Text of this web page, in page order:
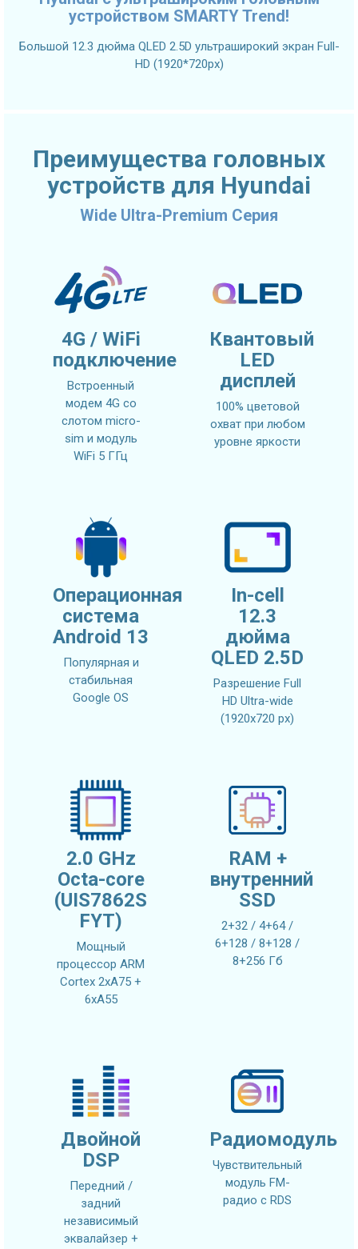
устройством SMARTY Trend!
Большой 12.3 дюйма QLED 2.5D ультраширокий экран Full-
HD (1920*720px)
Преимущества головных
устройств для Hyundai
Wide Ultra-Premium Серия
4G / WiFi
подключение
Встроенный
модем 4G со
слотом micro-
sim и модуль
WiFi 5 ГГц
Квантовый
LED
дисплей
100% цветовой
охват при любом
уровне яркости
Операционная
система
Android 13
Популярная и
стабильная
Google OS
In-cell
12.3
дюйма
QLED 2.5D
Разрешение Full
HD Ultra-wide
(1920x720 px)
2.0 GHz
Octa-core
(UIS7862S
FYT)
Мощный
процессор ARM
Cortex 2xA75 +
6xA55
RAM +
внутренний
SSD
2+32 / 4+64 /
6+128 / 8+128 /
8+256 Гб
Двойной
DSP
Передний /
задний
независимый
эквалайзер +
Радиомодуль
Чувствительный
модуль FM-
радио с RDS